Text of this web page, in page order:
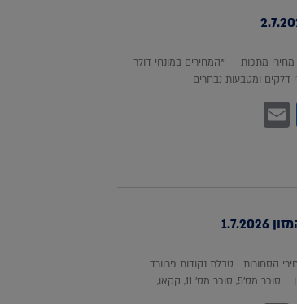
מתכות *המחירים במונחי דולר
ומטבעות נבחרים
Facebook
Email
הסחורות טבלת נקודות פרוורד
מס' 11, קקאו,